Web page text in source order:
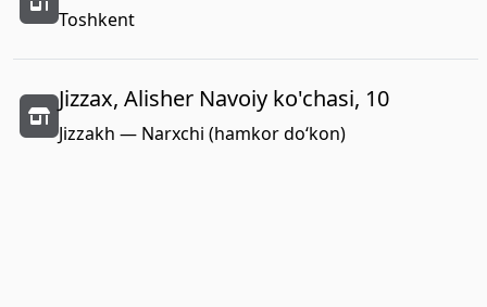
Toshkent
Jizzax, Alisher Navoiy ko'chasi, 10
Jizzakh — Narxchi (hamkor do‘kon)